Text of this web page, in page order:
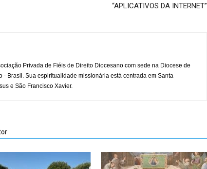
“APLICATIVOS DA INTERNET”
Privada de Fiéis de Direito Diocesano com sede na Diocese de
- Brasil. Sua espiritualidade missionária está centrada em Santa
e São Francisco Xavier.